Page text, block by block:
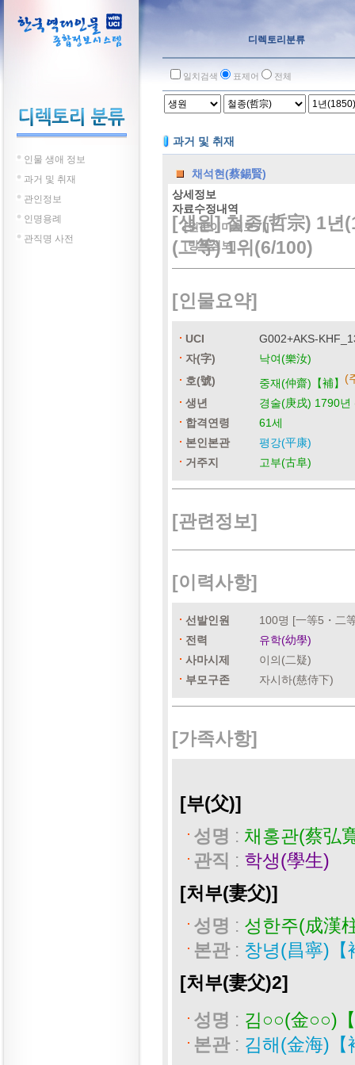
인물 생애 정보
과거 및 취재
관인정보
인명용례
관직명 사전
디렉토리분류
일치검색 표제어 전체
과거 및 취재
채석현(蔡錫賢)
상세정보
자료수정내역
[원문이미지보기]
[방목정보]
[생원] 철종(哲宗) 1년
(二等) 1위(6/100)
[인물요약]
UCI
G002+AKS-
자(字)
낙여(樂汝)
호(號)
중재(仲齋)【補】 (
생년
경술(庚戌) 1790년
합격연령
61세
본인본관
평강(平康)
거주지
고부(古阜)
[관련정보]
[이력사항]
선발인원
100명 [一等5・二
전력
유학(幼學)
사마시제
이의(二疑)
부모구존
자시하(慈侍下)
[가족사항]
[부(父)]
성명 : 채홍관(蔡弘
관직 : 학생(學生)
[처부(妻父)]
성명 : 성한주(成漢
본관: 창녕(昌寧)【
[처부(妻父)2]
성명 : 김○○(金○○)
본관: 김해(金海)【